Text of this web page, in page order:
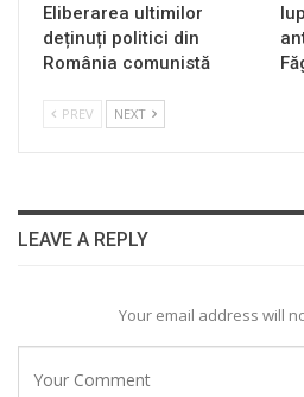
Eliberarea ultimilor
deținuți politici din
România comunistă
PREV NEXT
LEAVE A REPLY
Your email address will